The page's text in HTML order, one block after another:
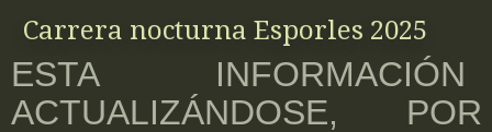
Carrera nocturna Esporles 2025
ESTA
ACTUALIZÁNDOSE,